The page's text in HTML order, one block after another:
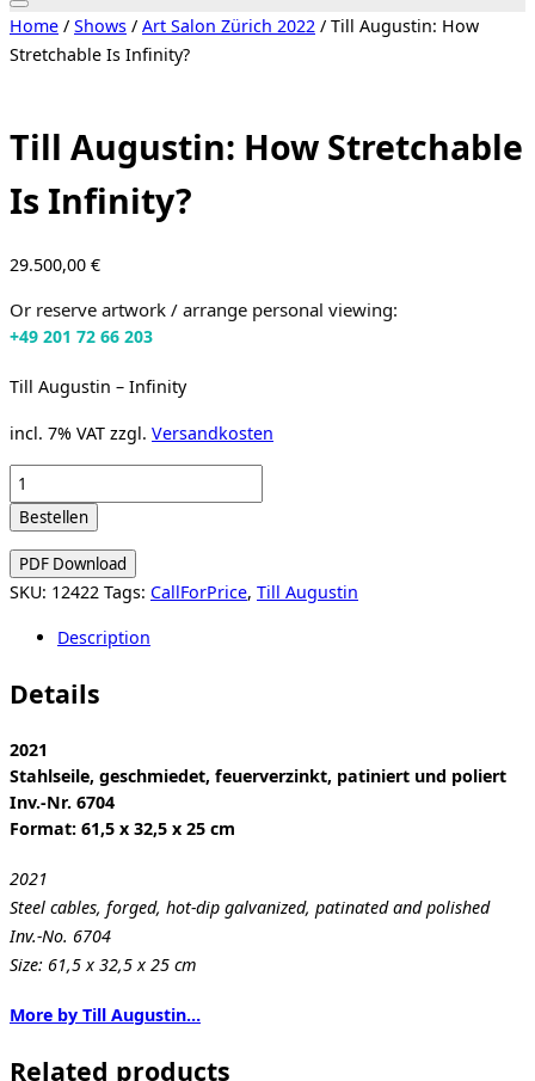
Toggle
sidebar
&
Home / Shows / Art Salon Zürich 2022 / Till Augustin: How
Stretchable Is Infinity?
Till Augustin: How Stretchable
Is Infinity?
29.500,00 €
Or reserve artwork / arrange personal viewing:
+49 201 72 66 203
Till Augustin – Infinity
incl. 7% VAT zzgl. Versandkosten
Till
Augustin:
How
Stretchable
Is
quantity
Bestellen
PDF Download
SKU: 12422 Tags: CallForPrice, Till Augustin
Description
Details
2021
Stahlseile, geschmiedet, feuerverzinkt, patiniert und poliert
Inv.-Nr. 6704
Format: 61,5 x 32,5 x 25 cm
2021
Steel cables, forged, hot-dip galvanized, patinated and polished
Inv.-No. 6704
Size: 61,5 x 32,5 x 25 cm
More by Till Augustin…
Related products